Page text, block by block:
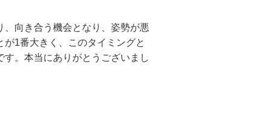
向き合う機会となり、姿勢が悪
が1番大きく、このタイミングと
。本当にありがとうございまし